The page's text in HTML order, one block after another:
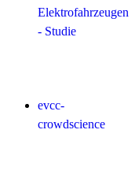
Elektrofahrzeugen
- Studie
evcc-
crowdscience